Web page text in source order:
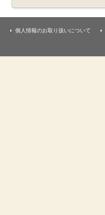
個人情報のお取り扱いについて